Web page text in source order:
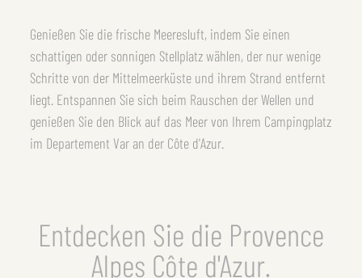
Genießen Sie die frische Meeresluft, indem Sie einen
schattigen oder sonnigen Stellplatz wählen, der nur wenige
Schritte von der Mittelmeerküste und ihrem Strand entfernt
liegt. Entspannen Sie sich beim Rauschen der Wellen und
genießen Sie den Blick auf das Meer von Ihrem Campingplatz
im Departement Var an der Côte d'Azur.
Entdecken Sie die Provence
Alpes Côte d'Azur.